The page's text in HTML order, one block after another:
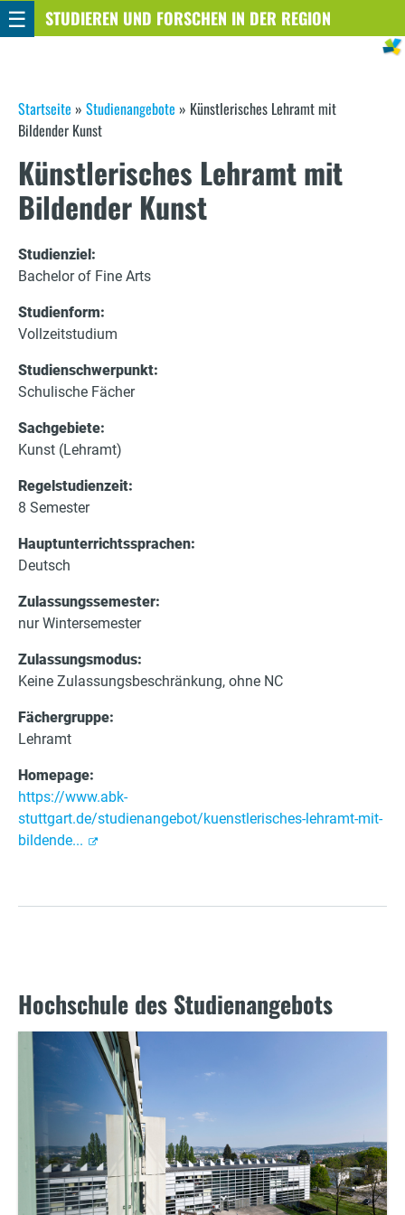
Direkt
zum
STUDIEREN UND FORSCHEN IN DER REGION
STUTTGART
☰
S
i
e
s
i
n
d
i
e
r
Startseite » Studienangebote » Künstlerisches Lehramt mit
Bildender Kunst
Künstlerisches Lehramt mit
Bildender Kunst
Studienziel:
Bachelor of Fine Arts
Studienform:
Vollzeitstudium
Studienschwerpunkt:
Schulische Fächer
Sachgebiete:
Kunst (Lehramt)
Regelstudienzeit:
8 Semester
Hauptunterrichtssprachen:
Deutsch
Zulassungssemester:
nur Wintersemester
Zulassungsmodus:
Keine Zulassungsbeschränkung, ohne NC
Fächergruppe:
Lehramt
Homepage:
https://www.abk-
stuttgart.de/studienangebot/kuenstlerisches-lehramt-mit-
bildende...
Hochschule des Studienangebots